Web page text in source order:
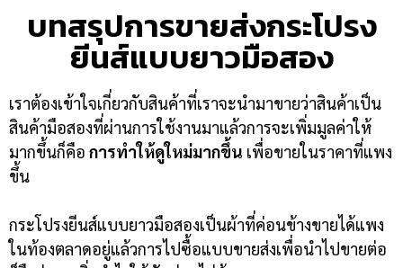
บทสรุปการขายส่งกระโปรง
ยีนส์แบบยาวมือสอง
เราต้องเข้าใจเกี่ยวกับสินค้าที่เราจะนำมาขายว่าสินค้าเป็น
สินค้ามือสองที่ผ่านการใช้งานมาแล้วการจะเพิ่มมูลค่าให้
มากขึ้นก็คือ การทำให้ดูใหม่มากขึ้น เพื่อขายในราคาที่แพง
ขึ้น
กระโปรงยีนส์แบบยาวมือสองเป็นผ้าที่ค่อนข้างขายได้แพง
ในท้องตลาดอยู่แล้วการไปซื้อแบบขายส่งเพื่อนำไปขายต่อ